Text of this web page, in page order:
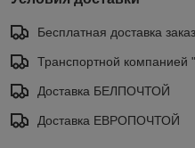
Бесплатная доставка
Транспортной компанией
Доставка БЕЛПОЧТОЙ
Доставка ЕВРОПОЧТОЙ